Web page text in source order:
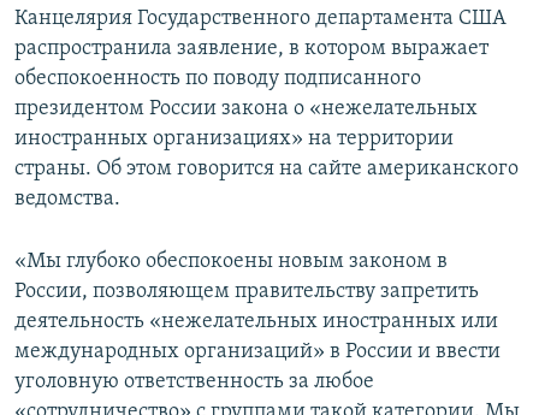
ТЕЛЕПРОЕКТ КРЫМ.РЕАЛИИ
СОВЕТЫ ПРАВОЗАЩИТНИКОВ
ПРОПАВШИЕ БЕЗ ВЕСТИ
ПОБЕДИТЕЛЕЙ НЕ СУДЯТ?
КРЫМ.НЕПОКОРЕННЫЙ
УКРАИНСКАЯ ПРОБЛЕМА КРЫМА
Українською
Qırımtatar
ПРИСОЕДИНЯЙТЕСЬ!
Все сайты RFE/RL
Канцелярия Государственного департамента США
распространила заявление, в котором выражает
обеспокоенность по поводу подписанного
президентом России закона о «нежелательных
иностранных организациях» на территории
страны. Об этом говорится на сайте американского
ведомства.
«Мы глубоко обеспокоены новым законом в
России, позволяющем правительству запретить
деятельность «нежелательных иностранных или
международных организаций» в России и ввести
уголовную ответственность за любое